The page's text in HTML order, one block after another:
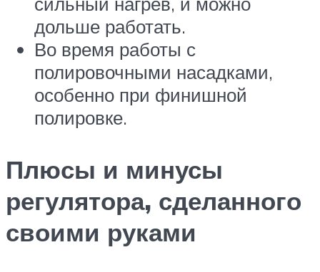
дольше работать.
Во время работы с
полировочными насадками,
особенно при финишной
полировке.
Плюсы и минусы
регулятора, сделанного
своими руками